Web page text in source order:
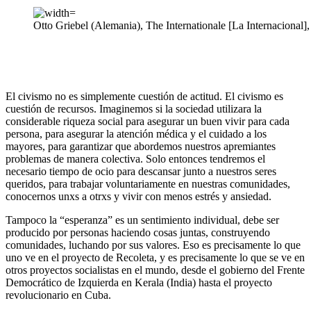
Otto Griebel (Alemania), The Internationale [La
El civismo no es simplemente cuestión de actitud. El civismo es
cuestión de recursos. Imaginemos si la sociedad utilizara la
considerable riqueza social para asegurar un buen vivir para cada
persona, para asegurar la atención médica y el cuidado a los
mayores, para garantizar que abordemos nuestros apremiantes
problemas de manera colectiva. Solo entonces tendremos el
necesario tiempo de ocio para descansar junto a nuestros seres
queridos, para trabajar voluntariamente en nuestras comunidades,
conocernos unxs a otrxs y vivir con menos estrés y ansiedad.
Tampoco la “esperanza” es un sentimiento individual, debe ser
producido por personas haciendo cosas juntas, construyendo
comunidades, luchando por sus valores. Eso es precisamente lo que
uno ve en el proyecto de Recoleta, y es precisamente lo que se ve en
otros proyectos socialistas en el mundo, desde el gobierno del Frente
Democrático de Izquierda en Kerala (India) hasta el proyecto
revolucionario en Cuba.